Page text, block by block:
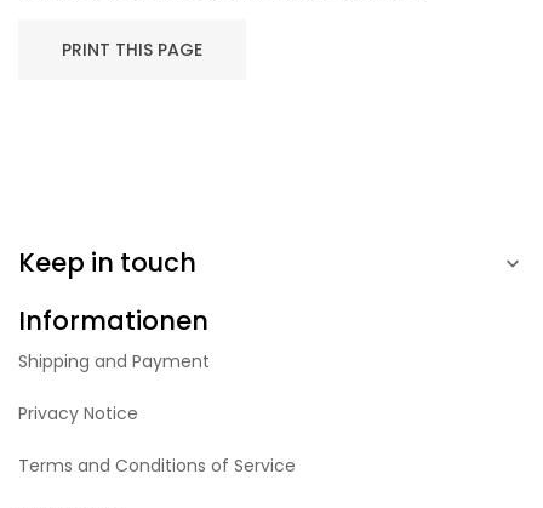
Keep in touch 
Informationen
Shipping and Payment
Privacy Notice
Terms and Conditions of Service